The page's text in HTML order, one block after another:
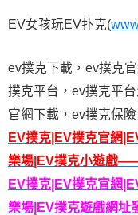
EV女孩玩EV扑克(
ev撲克下載，ev撲克
撲克平台，ev撲克平
官網下載，ev撲克保
EV撲克|EV撲克官網
樂場|EV撲克小遊戲
EV撲克|EV撲克官網
樂場|EV撲克遊戲網